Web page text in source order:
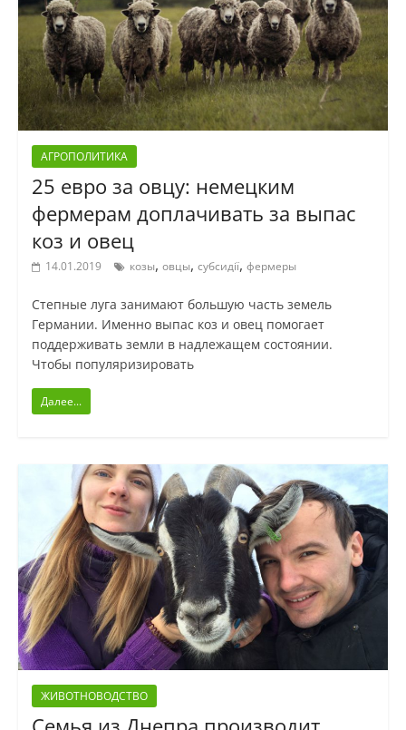
АГРОПОЛИТИКА
25 евро за овцу: немецким
фермерам доплачивать за выпас
коз и овец
14.01.2019 козы, овцы, субсидії, фермеры
Степные луга занимают большую часть земель
Германии. Именно выпас коз и овец помогает
поддерживать земли в надлежащем состоянии.
Чтобы популяризировать
Далее...
ЖИВОТНОВОДСТВО